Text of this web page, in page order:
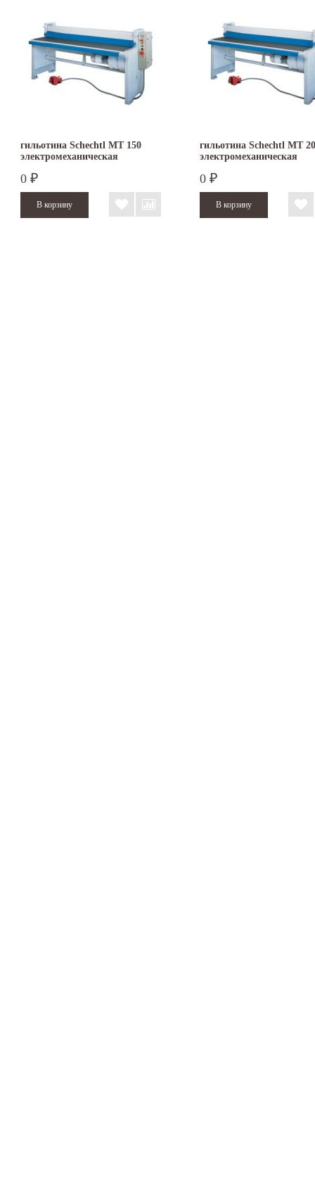
гильотина Schechtl MT 150
электромеханическая
0 ₽
гильотина Schechtl MT
электромеханическая
0 ₽